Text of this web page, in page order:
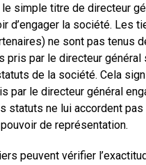
simple titre de directeur
d’engager la société. Les
ne sont pas tenus
pris par le directeur général
de la société. Cela
par le directeur général
statuts ne lui accordent pas
de représentation.
peuvent vérifier